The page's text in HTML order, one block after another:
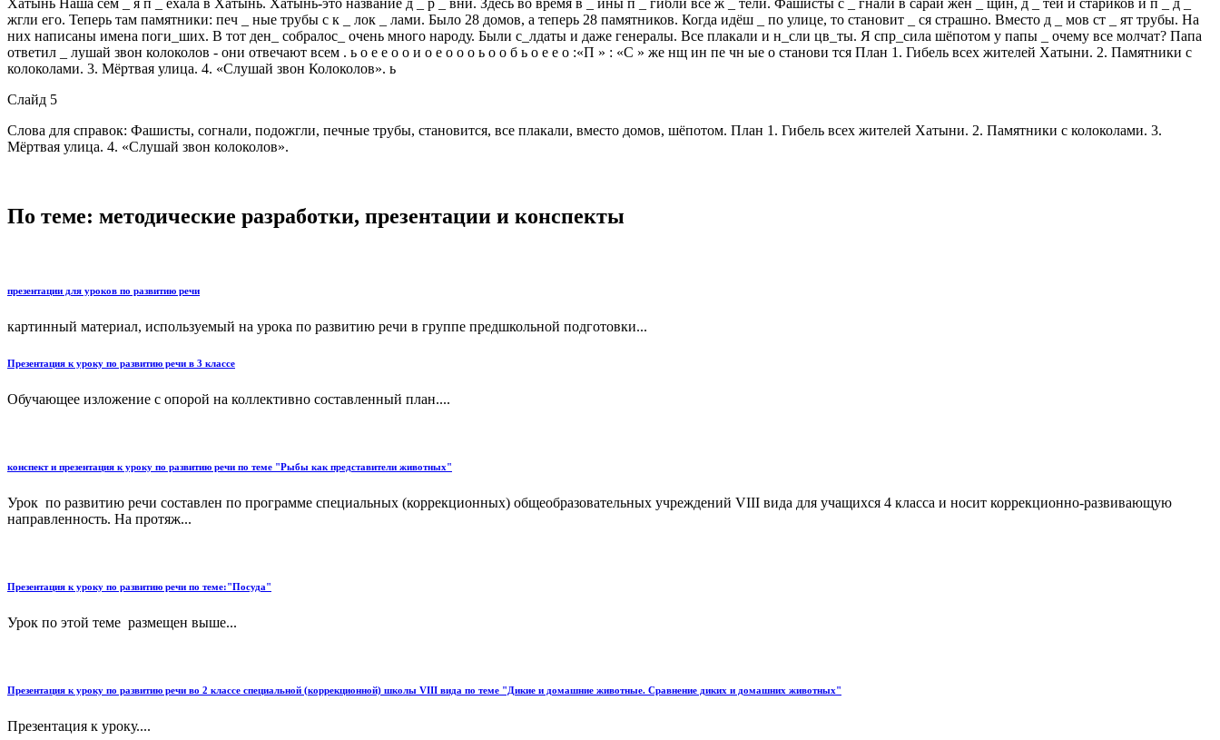
жгли его. Теперь там памятники: печ _ ные трубы с к _ лок _ лами. Было 28 домов, а теперь 28 памятников. Когда идёш _ по улице, то становит _ ся страшно. Вместо д _ мов ст _ ят трубы. На
них написаны имена поги_ших. В тот ден_ собралос_ очень много народу. Были с_лдаты и даже генералы. Все плакали и н_сли цв_ты. Я спр_сила шёпотом у папы _ очему все молчат? Папа
ответил _ лушай звон колоколов - они отвечают всем . ь о е е о о и о е о о о ь о о б ь о е е о :«П » : «С » же нщ ин пе чн ые о станови тся План 1. Гибель всех жителей Хатыни. 2. Памятники с
колоколами. 3. Мёртвая улица. 4. «Слушай звон Колоколов». ь
Слайд 5
Слова для справок: Фашисты, согнали, подожгли, печные трубы, становится, все плакали, вместо домов, шёпотом. План 1. Гибель всех жителей Хатыни. 2. Памятники с колоколами. 3.
Мёртвая улица. 4. «Слушай звон колоколов».
По теме: методические разработки, презентации и конспекты
презентации для уроков по развитию речи
картинный материал, используемый на урока по развитию речи в группе предшкольной подготовки...
Презентация к уроку по развитию речи в 3 классе
Обучающее изложение с опорой на коллективно составленный план....
конспект и презентация к уроку по развитию речи по теме "Рыбы как представители животных"
Урок по развитию речи составлен по программе специальных (коррекционных) общеобразовательных учреждений VIII вида для учащихся 4 класса и носит коррекционно-развивающую
направленность. На протяж...
Презентация к уроку по развитию речи по теме:"Посуда"
Урок по этой теме размещен выше...
Презентация к уроку по развитию речи во 2 классе специальной (коррекционной) школы VIII вида по теме "Дикие и домашние животные. Сравнение диких и домашних животных"
Презентация к уроку....